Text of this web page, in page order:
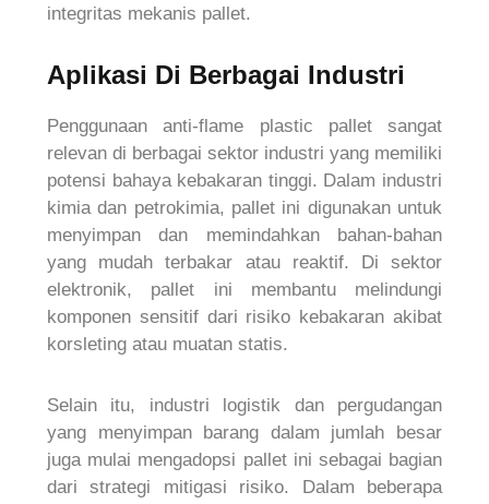
integritas mekanis pallet.
Aplikasi Di Berbagai Industri
Penggunaan anti-flame plastic pallet sangat
relevan di berbagai sektor industri yang memiliki
potensi bahaya kebakaran tinggi. Dalam industri
kimia dan petrokimia, pallet ini digunakan untuk
menyimpan dan memindahkan bahan-bahan
yang mudah terbakar atau reaktif. Di sektor
elektronik, pallet ini membantu melindungi
komponen sensitif dari risiko kebakaran akibat
korsleting atau muatan statis.
Selain itu, industri logistik dan pergudangan
yang menyimpan barang dalam jumlah besar
juga mulai mengadopsi pallet ini sebagai bagian
dari strategi mitigasi risiko. Dalam beberapa